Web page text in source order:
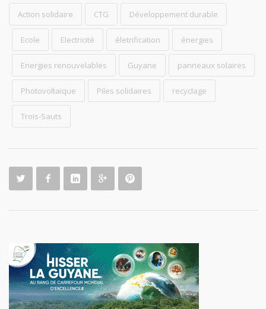
Guyanais
!
Action solidaire CTG Développement durable
Ecole Electricité életrification énergies
Energies renouvelables Guyane panneaux solaires
Photovoltaique Piles solidaires recyclage
Trois-Sauts